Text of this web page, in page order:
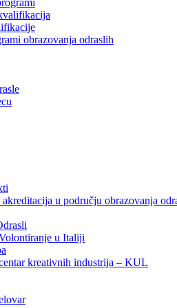
obrazovanja odraslih
akreditacija u području obrazovanja
u Italiji
kreativnih industrija – KUL